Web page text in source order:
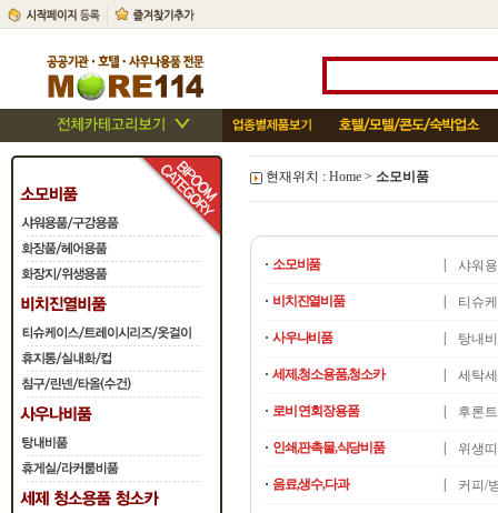
현재위치 : Home > 소모비품
· 소모비품 샤워
· 비치진열비품 티슈
· 사우나비품 탕내
· 세제,청소용품,청소카 세탁
· 로비 연회장용품 후론
· 인쇄,판촉물,식당비품 위생
· 음료,생수,다과 커피/